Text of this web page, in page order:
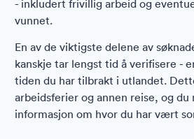
- inkludert frivillig arbeid og
vunnet.
En av de viktigste delene av
kanskje tar lengst tid å verifisere -
tiden du har tilbrakt i utlandet.
arbeidsferier og annen reise, og du
informasjon om hvor du har vært